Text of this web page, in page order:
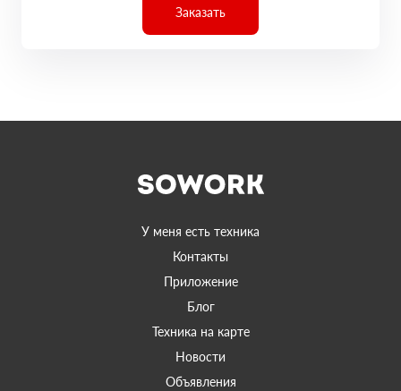
Заказать
У меня есть техника
Контакты
Приложение
Блог
Техника на карте
Новости
Объявления